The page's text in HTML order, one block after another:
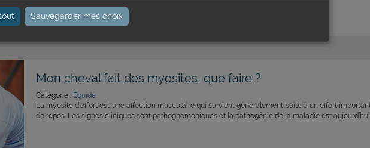
Mon cheval fait des myosites, que faire ?
Catégorie : Équidé
La myosite d’effort est une affection musculaire qui survient généralement suite à un effort
de repos. Les signes cliniques sont pathognomoniques et la pathogénie de la maladie est
Sauvegarder mes choix